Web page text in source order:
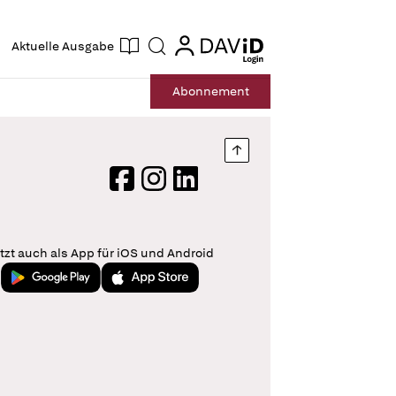
Aktuelle Ausgabe Suche login
login
Abonnement
Nach oben springen
FacebookInstagram
LinkedIn
auch als App für iOS und Android
Jetzt bei Google PlayLaden im App Store